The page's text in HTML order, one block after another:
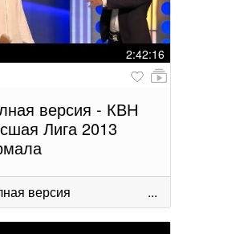
2:42:16
версия - КВН
Лига 2013
версия ...